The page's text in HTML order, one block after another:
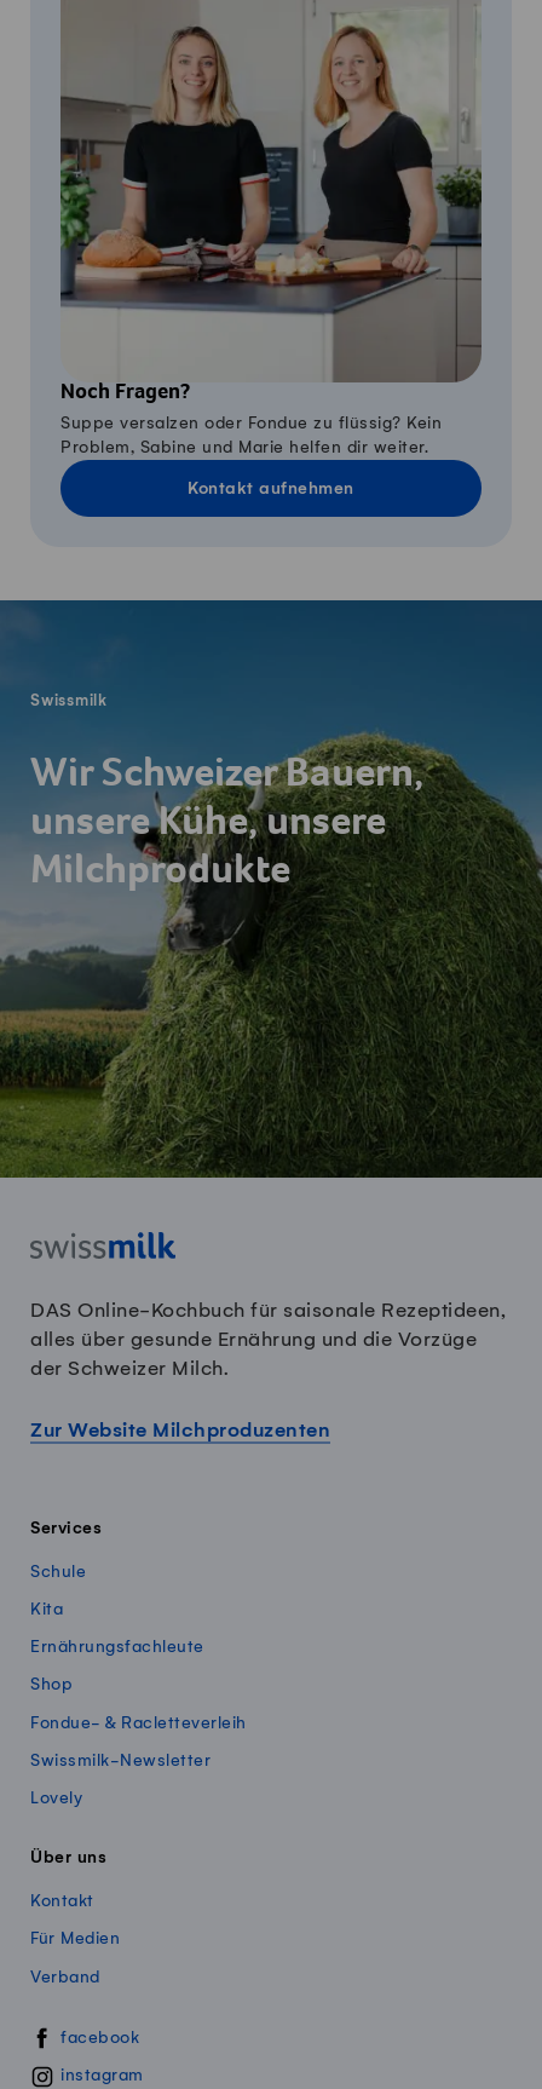
Noch Fragen?
Suppe versalzen oder Fondue zu flüssig? Kein
Problem, Sabine und Marie helfen dir weiter.
Kontakt aufnehmen
Swissmilk
Wir Schweizer Bauern,
unsere Kühe, unsere
Milchprodukte
DAS Online-Kochbuch für saisonale Rezeptideen,
alles über gesunde Ernährung und die Vorzüge
der Schweizer Milch.
Zur Website Milchproduzenten
Services
Schule
Kita
Ernährungsfachleute
Shop
Fondue- & Racletteverleih
Swissmilk-Newsletter
Lovely
Über uns
Kontakt
Für Medien
Verband
Swissmillk auf Social Media
facebook
instagram